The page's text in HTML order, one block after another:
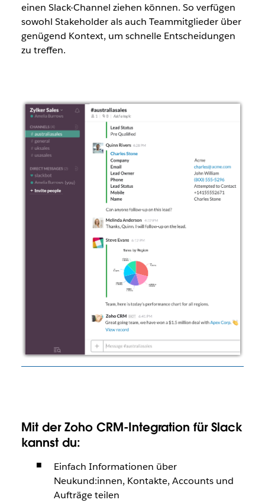
einen Slack-Channel ziehen können. So verfügen
sowohl Stakeholder als auch Teammitglieder über
genügend Kontext, um schnelle Entscheidungen
zu treffen.
Mit der Zoho CRM-Integration für Slack
kannst du:
Einfach Informationen über
Neukund:innen, Kontakte, Accounts und
Aufträge teilen